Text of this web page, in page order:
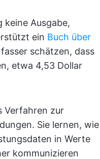
keine Ausgabe,
ein Buch über
schätzen, dass
etwa 4,53 Dollar
Verfahren zur
Sie lernen, wie
in Werte
kommunizieren